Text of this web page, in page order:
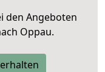
den Angeboten
Oppau.